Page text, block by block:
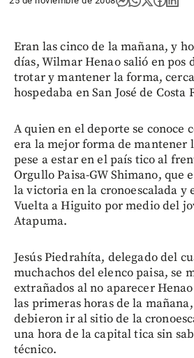
Eran las cinco de la mañana, y
días, Wilmar Henao salió en pos
trotar y mantener la forma,
hospedaba en San José de Costa
A quien en el deporte se conoce
era la mejor forma de mantener
pese a estar en el país tico al
Orgullo Paisa-GW Shimano, que
la victoria en la cronoescalada y
Vuelta a Higuito por medio del
Atapuma.
Jesús Piedrahíta, delegado del
muchachos del elenco paisa, se
extrañados al no aparecer
las primeras horas de la
debieron ir al sitio de la
una hora de la capital tica sin
técnico.